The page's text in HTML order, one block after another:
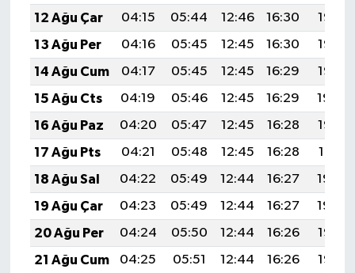
12 Ağu Çar
04:15 05:44 12:46 16:30
19:37
13 Ağu Per
04:16 05:45 12:45 16:30
19:36
14 Ağu Cum
04:17 05:45 12:45 16:29
19:35
15 Ağu Cts
04:19 05:46 12:45 16:29
19:34
16 Ağu Paz
04:20 05:47 12:45 16:28
19:33
17 Ağu Pts
04:21 05:48 12:45 16:28
19:31
18 Ağu Sal
04:22 05:49 12:44 16:27
19:30
19 Ağu Çar
04:23 05:49 12:44 16:27
19:29
20 Ağu Per
04:24 05:50 12:44 16:26
19:28
21 Ağu Cum
04:25 05:51 12:44 16:26
19:26